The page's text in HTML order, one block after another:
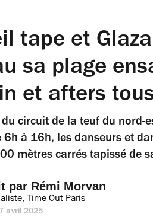
tape et
sa plage
et afters
circuit de la teuf du nord-
6h à 16h, les danseurs et
mètres carrés tapissé de
par Rémi Morvan
Time Out Paris
avril 2025